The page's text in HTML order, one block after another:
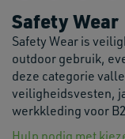
Safety Wear
Safety Wear is
outdoor gebruik,
deze categorie
veiligheidsvesten,
werkkleding voor
Hulp nodig met